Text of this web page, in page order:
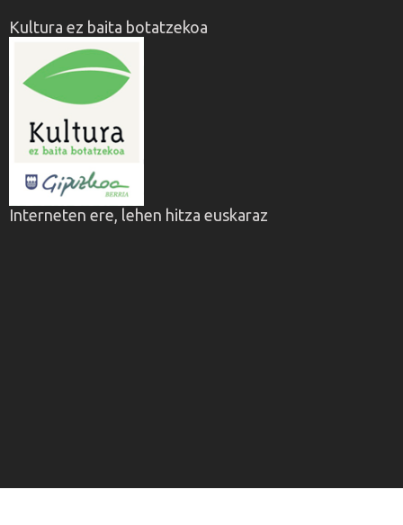
Kultura ez baita botatzekoa
Interneten ere, lehen hitza euskaraz